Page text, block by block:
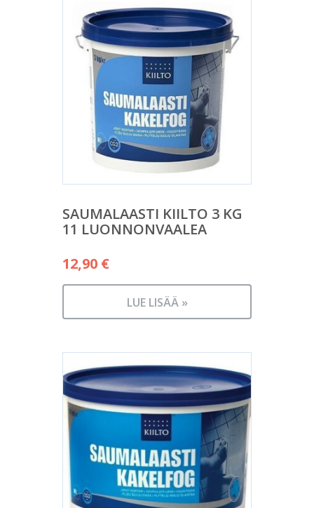
SAUMALAASTI KIILTO 3 KG
11 LUONNONVAALEA
12,90 €
LUE LISÄÄ »